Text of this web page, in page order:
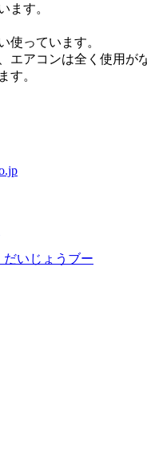
ます。
使っています。
エアコンは全く使用が
す。
いじょうブー